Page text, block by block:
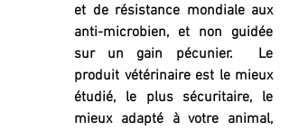
et de résistance mondiale aux
anti-microbien, et non guidée
sur un gain pécunier.  Le
produit vétérinaire est le mieux
étudié, le plus sécuritaire, le
mieux adapté à votre animal,